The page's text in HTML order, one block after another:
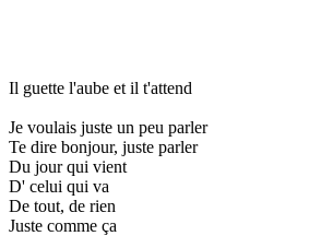
Il guette l'aube et il t'attend
Je voulais juste un peu parler
Te dire bonjour, juste parler
Du jour qui vient
D' celui qui va
De tout, de rien
Juste comme ça